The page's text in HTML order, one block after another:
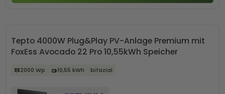
Tepto 4000W Plug&Play PV-Anlage Premium mit
FoxEss Avocado 22 Pro 10,55kWh Speicher
2000 Wp 10,55 kWh bifazial